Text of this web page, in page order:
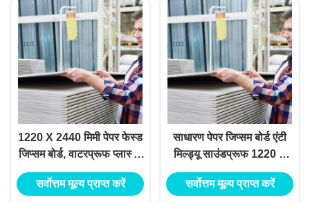
1220 X 2440 मिमी पेपर फेस्ड
जिप्सम बोर्ड, वाटरप्रूफ प्लास्टर
बोर्ड ओईएम
सर्वोत्तम मूल्य प्राप्त करें
साधारण पेपर जिप्सम बोर्ड एंटी
मिल्ड्यू साउंडप्रूफ 1220 X
2440 मिमी
सर्वोत्तम मूल्य प्राप्त करें